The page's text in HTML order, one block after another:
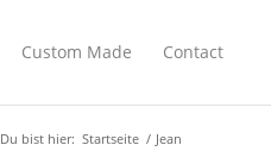
Custom Made Contact
Du bist hier: Startseite / Jean